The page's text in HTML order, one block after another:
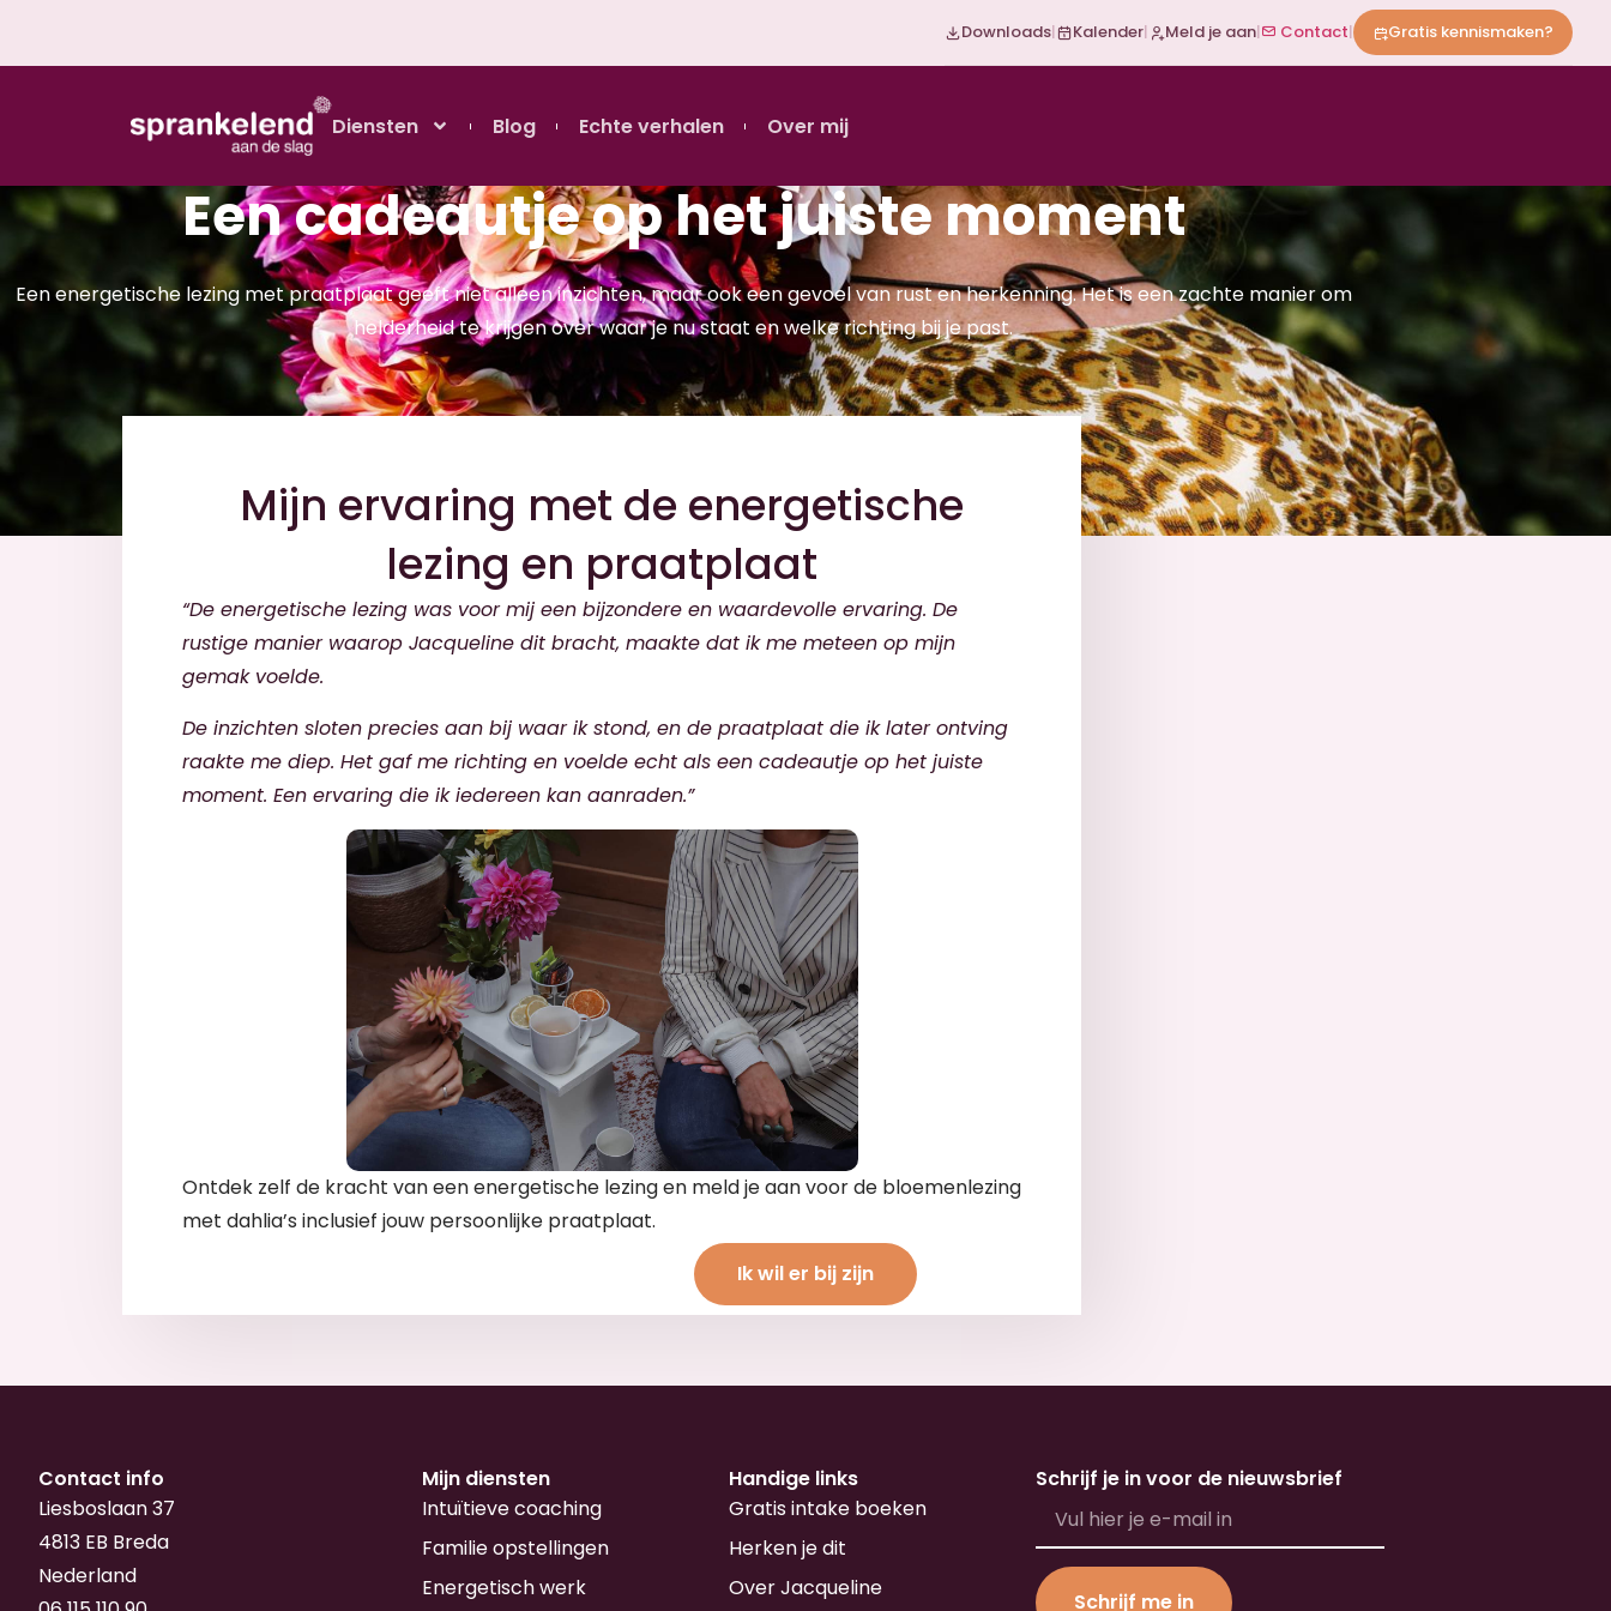
Downloads| Kalender| Meld je aan| Contact| Gratis kennismaken?
Diensten Blog Echte verhalen Over mij
Een cadeautje op het juiste moment
Een energetische lezing met praatplaat geeft niet alleen inzichten, maar ook een gevoel van rust en herkenning. Het is een zachte manier om
helderheid te krijgen over waar je nu staat en welke richting bij je past.
Mijn ervaring met de energetische
lezing en praatplaat
“De energetische lezing was voor mij een bijzondere en waardevolle ervaring. De
rustige manier waarop Jacqueline dit bracht, maakte dat ik me meteen op mijn
gemak voelde.
De inzichten sloten precies aan bij waar ik stond, en de praatplaat die ik later ontving
raakte me diep. Het gaf me richting en voelde echt als een cadeautje op het juiste
moment. Een ervaring die ik iedereen kan aanraden.”
Ontdek zelf de kracht van een energetische lezing en meld je aan voor de bloemenlezing
met dahlia’s inclusief jouw persoonlijke praatplaat.
Ik wil er bij zijn
Contact info
Liesboslaan 37
4813 EB Breda
Nederland
Mijn diensten
Intuïtieve coaching
Familie opstellingen
Energetisch werk
Handige links
Gratis intake boeken
Herken je dit
Over Jacqueline
Schrijf je in voor de nieuwsbrief
Schrijf me in